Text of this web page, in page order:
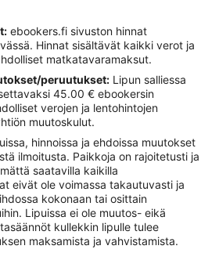
ebookers.fi sivuston hinnat
Hinnat sisältävät kaikki verot ja
matkatavaramaksut.
peruutukset: Lipun salliessa
45.00 € ebookersin
verojen ja lentohintojen
muutoskulut.
hinnoissa ja ehdoissa muutokset
ilmoitusta. Paikkoja on rajoitetusti ja
saatavilla kaikilla
eivät ole voimassa takautuvasti ja
kokonaan tai osittain
Lipuissa ei ole muutos- eikä
kullekkin lipulle tulee
maksamista ja vahvistamista.